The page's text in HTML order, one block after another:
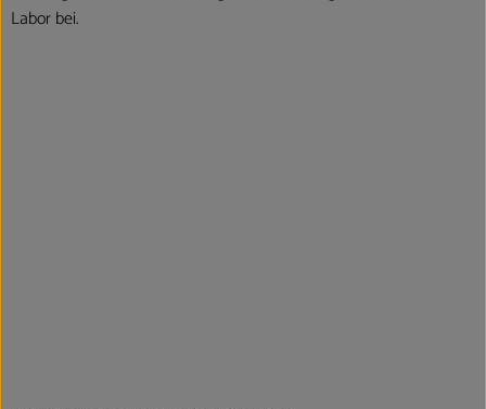
Labor bei.